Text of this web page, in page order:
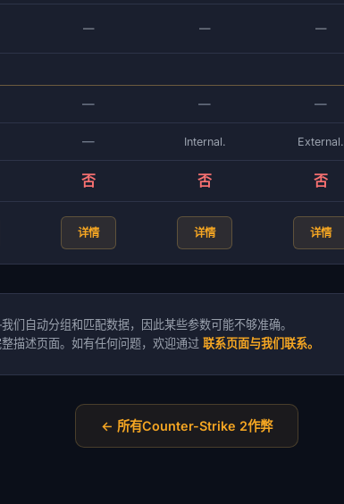
— — —
— — —
— Internal. External.
否 否 否
详情 详情 详情
自动分组和匹配数据，因此某些参数可能不够准确。
描述页面。如有任何问题，欢迎通过 联系页面与我们联系。
← 所有Counter-Strike 2作弊